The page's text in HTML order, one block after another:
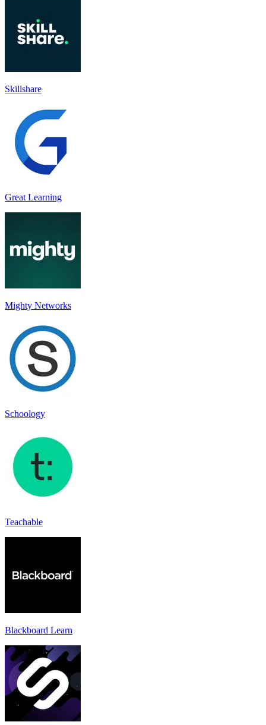
Skillshare
Great Learning
Mighty Networks
Schoology
Teachable
Blackboard Learn